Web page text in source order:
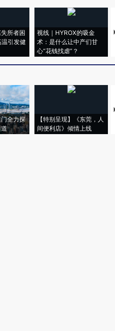
所者困
温引发健
视线｜HYROX的吸金
术：是什么让中产们甘
心“花钱找虐”？
全力探
【特别呈现】《东莞，人
间便利店》倾情上线